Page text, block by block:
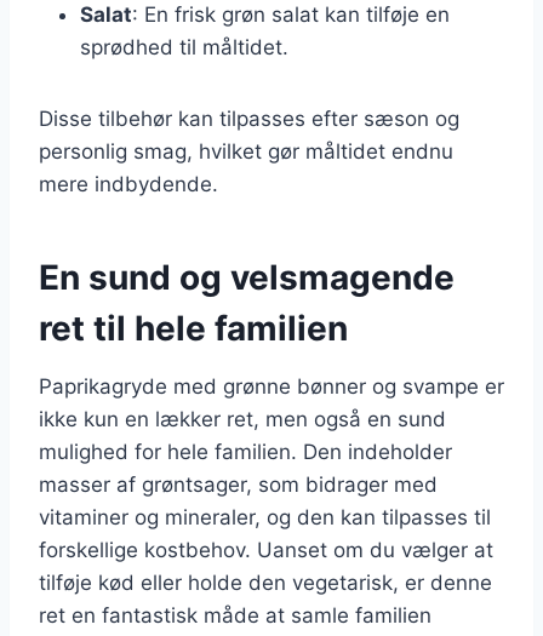
Salat: En frisk grøn salat kan tilføje en
sprødhed til måltidet.
Disse tilbehør kan tilpasses efter sæson og
personlig smag, hvilket gør måltidet endnu
mere indbydende.
En sund og velsmagende
ret til hele familien
Paprikagryde med grønne bønner og svampe er
ikke kun en lækker ret, men også en sund
mulighed for hele familien. Den indeholder
masser af grøntsager, som bidrager med
vitaminer og mineraler, og den kan tilpasses til
forskellige kostbehov. Uanset om du vælger at
tilføje kød eller holde den vegetarisk, er denne
ret en fantastisk måde at samle familien